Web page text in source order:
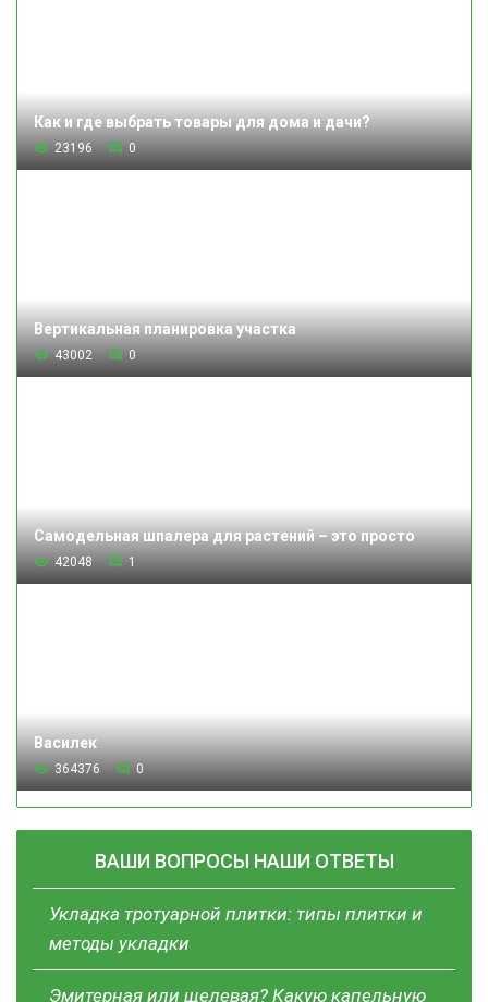
Как и где выбрать товары для дома и дачи?
23196 0
Вертикальная планировка участка
43002 0
Самодельная шпалера для растений – это просто
42048 1
Василек
364376 0
ВАШИ ВОПРОСЫ НАШИ ОТВЕТЫ
Укладка тротуарной плитки: типы плитки и
методы укладки
Эмитерная или щелевая? Какую капельную